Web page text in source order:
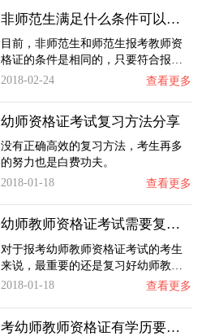
非师范生满足什么条件可以考教师证
目前，非师范生和师范生报考教师资
格证的条件是相同的，只要符合报…
2018-02-24
查看更多
幼师资格证考试复习方法分享
没有正确高效的复习方法，考生再多
的努力也是白费功夫。
2018-01-18
查看更多
幼师教师资格证考试需要复习什么内容
对于报考幼师教师资格证考试的考生
来说，最重要的还是复习好幼师教…
2018-01-18
查看更多
考幼师教师资格证有学历要求吗？